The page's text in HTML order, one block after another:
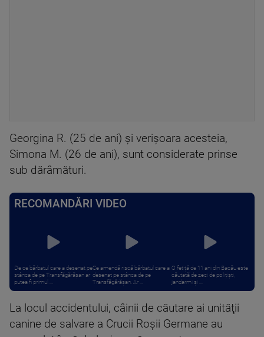
Georgina R. (25 de ani) şi verişoara acesteia,
Simona M. (26 de ani), sunt considerate prinse
sub dărâmături.
RECOMANDĂRI VIDEO
De ce bărbatul care a desenat pe
stânca de pe Transfăgărășan ar
putea fi primul ...
Ce amendă riscă bărbatul care a
desenat pe stânca de pe
Transfăgărășan. Ar ...
O fetiță de 11 ani din Bacău este
căutată de zeci de polițiști,
jandarmi și ...
La locul accidentului, câinii de căutare ai unităţii
canine de salvare a Crucii Roşii Germane au